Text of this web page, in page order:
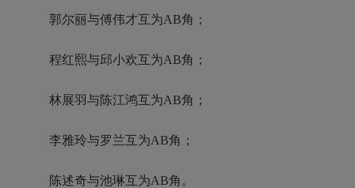
郭尔丽与傅伟才互为AB角；
程红熙与邱小欢互为AB角；
林展羽与陈江鸿互为AB角；
李雅玲与罗兰互为AB角；
陈述奇与池琳互为AB角。